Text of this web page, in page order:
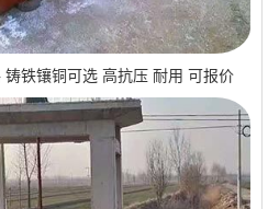
铁镶铜可选 高抗压 耐用 可报价